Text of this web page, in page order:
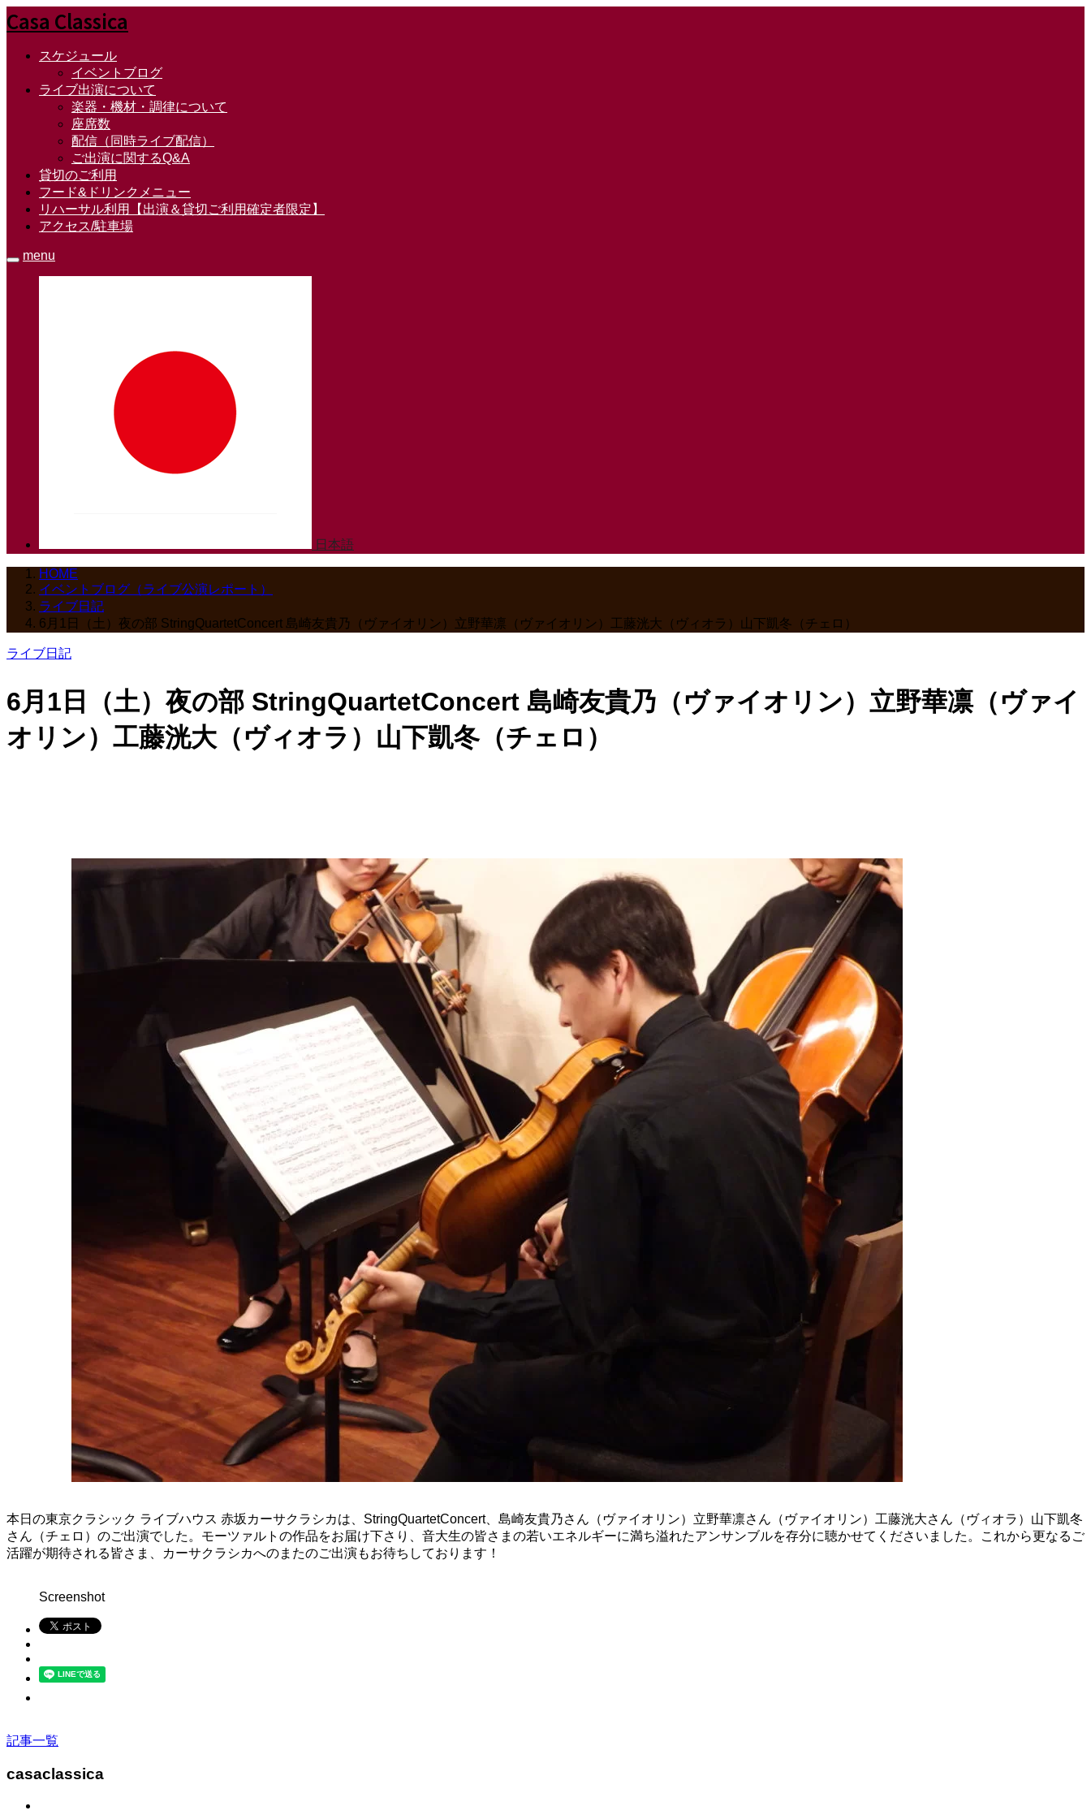
Casa Classica
スケジュール
イベントブログ
ライブ出演について
楽器・機材・調律について
座席数
配信（同時ライブ配信）
ご出演に関するQ&A
貸切のご利用
フード&ドリンクメニュー
リハーサル利用【出演＆貸切ご利用確定者限定】
アクセス/駐車場
menu
日本語
HOME
イベントブログ（ライブ公演レポート）
ライブ日記
6月1日（土）夜の部 StringQuartetConcert 島崎友貴乃（ヴァイオリン）立野華凛（ヴァイオリン）工藤洸大（ヴィオラ）山下凱冬（チェロ）
ライブ日記
6月1日（土）夜の部 StringQuartetConcert 島崎友貴乃（ヴァイオリン）立野華凛（ヴァイ
オリン）工藤洸大（ヴィオラ）山下凱冬（チェロ）
本日の東京クラシック ライブハウス 赤坂カーサクラシカは、StringQuartetConcert、島崎友貴乃さん（ヴァイオリン）立野華凛さん（ヴァイオリン）工藤洸大さん（ヴィオラ）山下凱冬
さん（チェロ）のご出演でした。モーツァルトの作品をお届け下さり、音大生の皆さまの若いエネルギーに満ち溢れたアンサンブルを存分に聴かせてくださいました。これから更なるご
活躍が期待される皆さま、カーサクラシカへのまたのご出演もお待ちしております！
Screenshot
記事一覧
casaclassica